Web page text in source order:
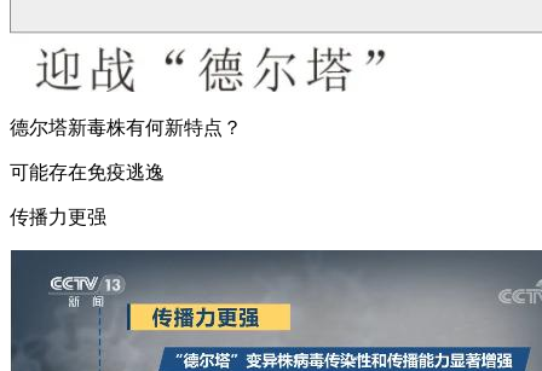
德尔塔新毒株有何新特点？
可能存在免疫逃逸
传播力更强